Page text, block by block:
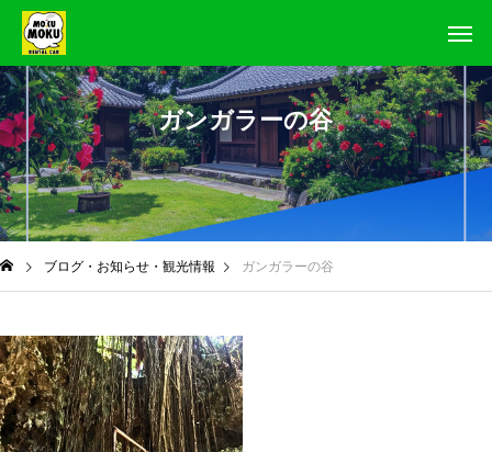
ガンガラーの谷
ブログ・お知らせ・観光情報 ガンガラーの谷